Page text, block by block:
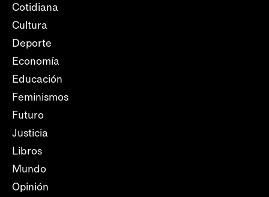
Cotidiana
Cultura
Deporte
Economía
Educación
Feminismos
Futuro
Justicia
Libros
Mundo
Opinión